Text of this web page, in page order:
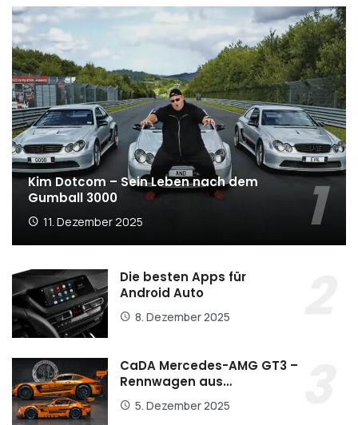
Kim Dotcom – Sein Leben nach dem
Gumball 3000
11. Dezember 2025
Die besten Apps für
Android Auto
8. Dezember 2025
CaDA Mercedes-AMG GT3 –
Rennwagen aus…
5. Dezember 2025